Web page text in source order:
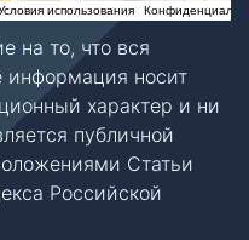
на то, что вся
информация носит
характер и ни
публичной
Статьи
Российской